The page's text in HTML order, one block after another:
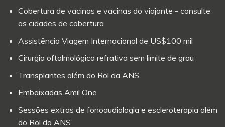
Cobertura de vacinas e vacinas do viajante - consulte
as cidades de cobertura
Assistência Viagem Internacional de US$100 mil
Cirurgia oftalmológica refrativa sem limite de grau
Transplantes além do Rol da ANS
Embaixadas Amil One
Sessões extras de fonoaudiologia e escleroterapia além
do Rol da ANS